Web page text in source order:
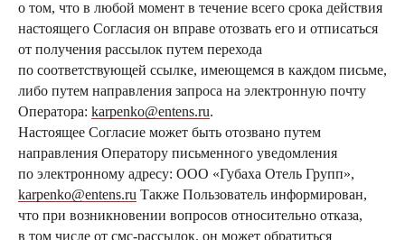
о том, что в любой момент в течение всего срока действия
настоящего Согласия он вправе отозвать его и отписаться
от получения рассылок путем перехода
по соответствующей ссылке, имеющемся в каждом письме,
либо путем направления запроса на электронную почту
Оператора: karpenko@entens.ru.
Настоящее Согласие может быть отозвано путем
направления Оператору письменного уведомления
по электронному адресу: ООО «Губаха Отель Групп»,
karpenko@entens.ru Также Пользователь информирован,
что при возникновении вопросов относительно отказа,
в том числе от смс-рассылок, он может обратиться